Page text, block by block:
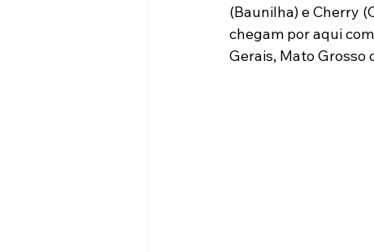
(Baunilha) e Cherry
chegam por aqui
Gerais, Mato Grosso